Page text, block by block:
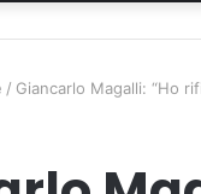
/ Giancarlo Magalli: “Ho